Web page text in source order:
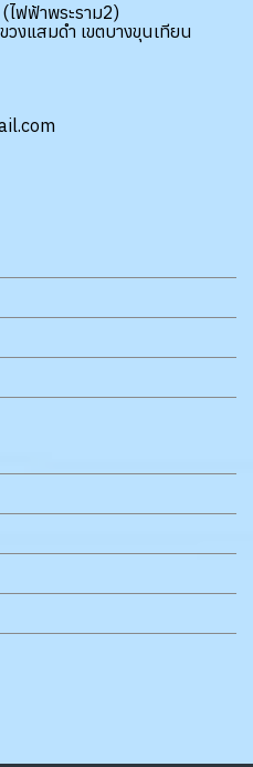
ฟฟ้าพระราม2)
งแสมดำ เขตบางขุนเทียน